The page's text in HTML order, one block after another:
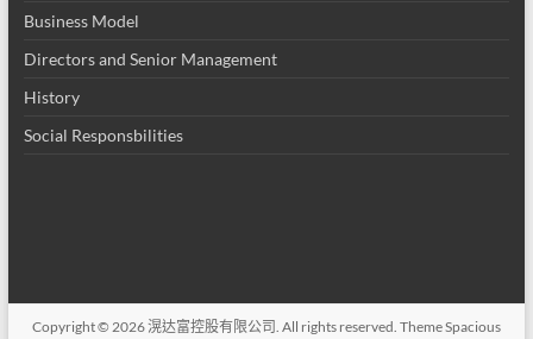
Business Model
Directors and Senior Management
History
Social Responsbilities
Copyright © 2026滉达富控股有限公司. All rights reserved. ThemeSpacious